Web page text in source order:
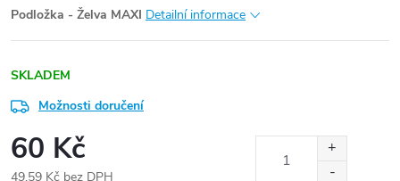
Podložka - Želva MAXI Detailní informace
SKLADEM
Možnosti doručení
60 Kč
49,59 Kč bez DPH